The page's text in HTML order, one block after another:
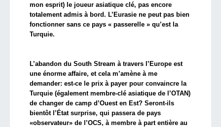
mon esprit) le joueur asiatique clé, pas encore
totalement admis à bord. L’Eurasie ne peut pas bien
fonctionner sans ce pays « passerelle » qu’est la
Turquie.
L’abandon du South Stream à travers l’Europe est
une énorme affaire, et cela m’amène à me
demander: est-ce le prix à payer pour convaincre la
Turquie (également membre-clé asiatique de l’OTAN)
de changer de camp d’Ouest en Est? Seront-ils
bientôt l’État surprise, qui passera de pays
«observateur» de l’OCS, à membre à part entière au